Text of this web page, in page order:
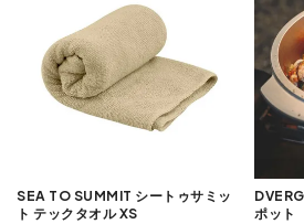
SEA TO SUMMIT シートゥサミッ
ト テックタオル XS
ポット